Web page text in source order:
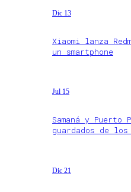
Dic 13
Xiaomi lanza
un smartphone
Jul 15
Samaná y
guardados de los
Dic 21